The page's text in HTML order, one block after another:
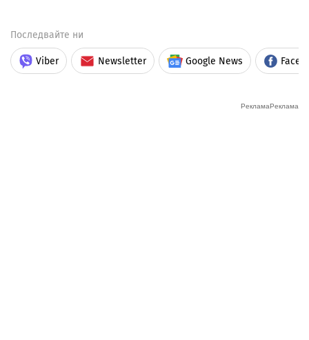
Последвайте ни
Viber Newsletter Google News